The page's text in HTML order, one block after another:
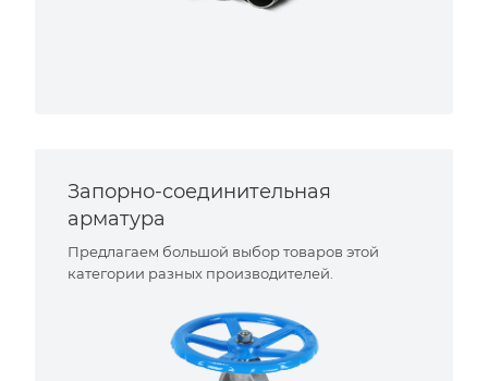
Запорно-соединительная
арматура
Предлагаем большой выбор товаров этой
категории разных производителей.